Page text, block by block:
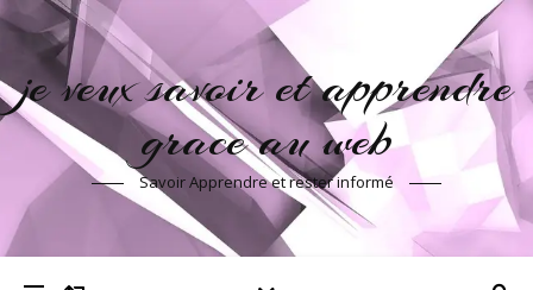
je veux savoir et apprendre
grace au web
Savoir Apprendre et rester informé